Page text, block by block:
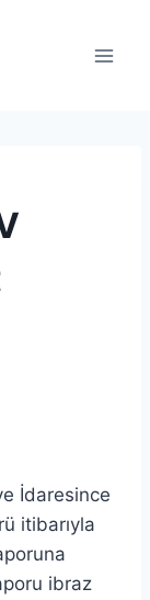
İdaresince
itibarıyla
ibraz